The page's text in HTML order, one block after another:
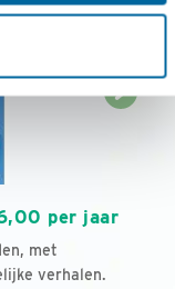
per jaar
met
verhalen.